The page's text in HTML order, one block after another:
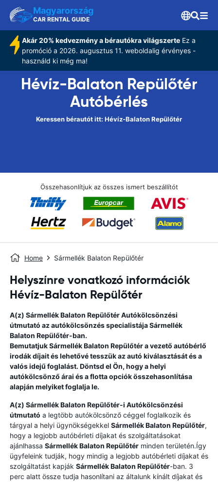
Magyarország
CAR RENTAL GUIDE
Akár 20% kedvezmény a bérautókra világszerteEz a
promóció a 2026. augusztus 11. weboldalig érvényes -
használd ki még ma!
Hévíz-Balaton Repülőtér
Autóbérlés
Keressen bérautót itt: Hévíz-Balaton Repülőtér
Összehasonlítjuk az összes ismert beszállítót
Home Sármellék Balaton Repülőtér
Helyszínre vonatkozó információk
Hévíz-Balaton Repülőtér
A(z) Sármellék Balaton RepülőtérAutókölcsönzési
útmutató az autókölcsönzés specialistájaSármellék
Balaton Repülőtér-ban.
BemutatjukSármellék Balaton Repülőtéra vezető autóbérlő
irodák díjait és lehetővé tesszük az autó kiválasztását és a
valós idejű foglalást. Döntsd el Ön, hogy a helyi
autókölcsönző árai és a flotta opciók összehasonlítása
alapján melyiket foglalja le.
A(z) Sármellék Balaton Repülőtér-i Autókölcsönzési
útmutató a legtöbb autókölcsönző céggel foglalkozik és
tárgyal a helyi ügynökségekkel Sármellék Balaton Repülőtér,
hogy a legjobb autóbérleti díjakat és szolgáltatásokat
ajánlhassa Sármellék Balaton Repülőtér minden területén.Így
ügyfeleink tudják, hogy mindig a legjobb autóbérleti díjakat és
szolgáltatást kapják Sármellék Balaton Repülőtér-ban. 3
perc alatt össze tudja hasonlítani az általunk kínált díjakat és